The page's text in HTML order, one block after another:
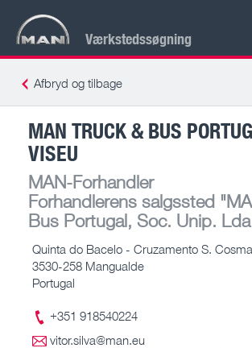
Værkstedssøgning
Afbryd og tilbage
MAN TRUCK & BUS
VISEU
MAN-Forhandler
Forhandlerens salgssted
Bus Portugal, Soc. Unip.
Quinta do Bacelo - Cruzamento S.
3530-258 Mangualde
Portugal
+351 918540224
vitor.silva@man.eu